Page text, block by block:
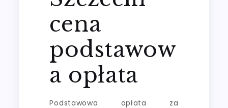
cena
podstawow
a opłata
Podstawowa opłata za